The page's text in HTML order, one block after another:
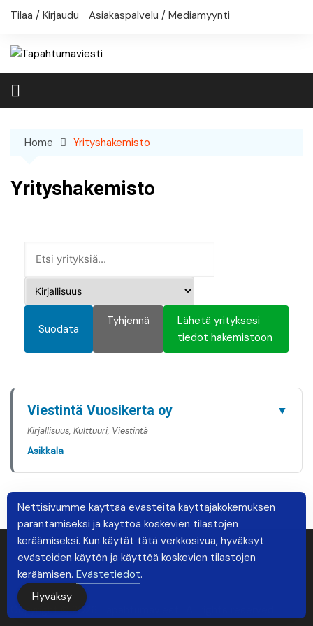
Skip
Tilaa / Kirjaudu Asiakaspalvelu / Mediamyynti
Home Yrityshakemisto
Yrityshakemisto
Suodata
Tyhjennä
Lähetä yrityksesi
tiedot hakemistoon
Viestintä Vuosikerta oy ▼
Kirjallisuus, Kulttuuri, Viestintä
Asikkala
Copyright © 2026 Tapahtumaviesti. All rights reserved.
Nettisivumme käyttää evästeitä käyttäjäkokemuksen
parantamiseksi ja käyttöä koskevien tilastojen
keräämiseksi. Kun käytät tätä verkkosivua, hyväksyt
evästeiden käytön ja käyttöä koskevien tilastojen
keräämisen. Evästetiedot.
Hyväksy